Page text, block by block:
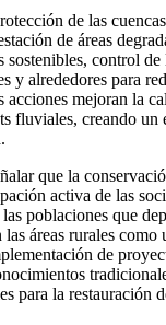
de las
de áreas
sostenibles, control de
y alrededores para
acciones mejoran la
fluviales, creando un
que la
activa de las
poblaciones que
las áreas rurales como
de
para la restauración